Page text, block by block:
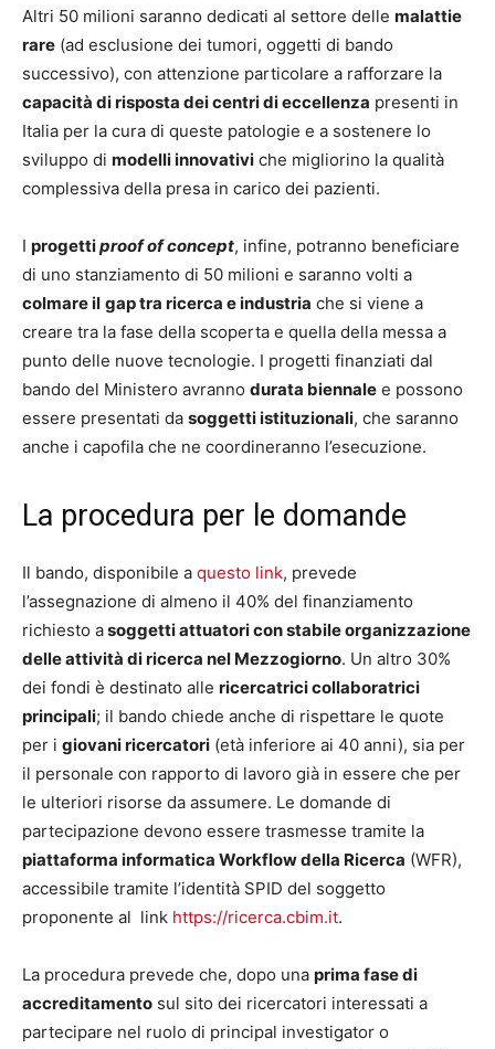
Altri 50 milioni saranno dedicati al settore delle malattie
rare (ad esclusione dei tumori, oggetti di bando
successivo), con attenzione particolare a rafforzare la
capacità di risposta dei centri di eccellenza presenti in
Italia per la cura di queste patologie e a sostenere lo
sviluppo di modelli innovativi che migliorino la qualità
complessiva della presa in carico dei pazienti.
I progettiproof of concept, infine, potranno beneficiare
di uno stanziamento di 50 milioni e saranno volti a
colmare il gap tra ricerca e industria che si viene a
creare tra la fase della scoperta e quella della messa a
punto delle nuove tecnologie. I progetti finanziati dal
bando del Ministero avranno durata biennale e possono
essere presentati da soggetti istituzionali, che saranno
anche i capofila che ne coordineranno l’esecuzione.
La procedura per le domande
Il bando, disponibile a questo link, prevede
l’assegnazione di almeno il 40% del finanziamento
richiesto asoggetti attuatori con stabile organizzazione
delle attività di ricerca nel Mezzogiorno. Un altro 30%
dei fondi è destinato alle ricercatrici collaboratrici
principali; il bando chiede anche di rispettare le quote
per i giovani ricercatori (età inferiore ai 40 anni), sia per
il personale con rapporto di lavoro già in essere che per
le ulteriori risorse da assumere. Le domande di
partecipazione devono essere trasmesse tramite la
piattaforma informatica Workflow della Ricerca (WFR),
accessibile tramite l’identità SPID del soggetto
proponente al link https://ricerca.cbim.it.
La procedura prevede che, dopo una prima fase di
accreditamento sul sito dei ricercatori interessati a
partecipare nel ruolo di principal investigator o